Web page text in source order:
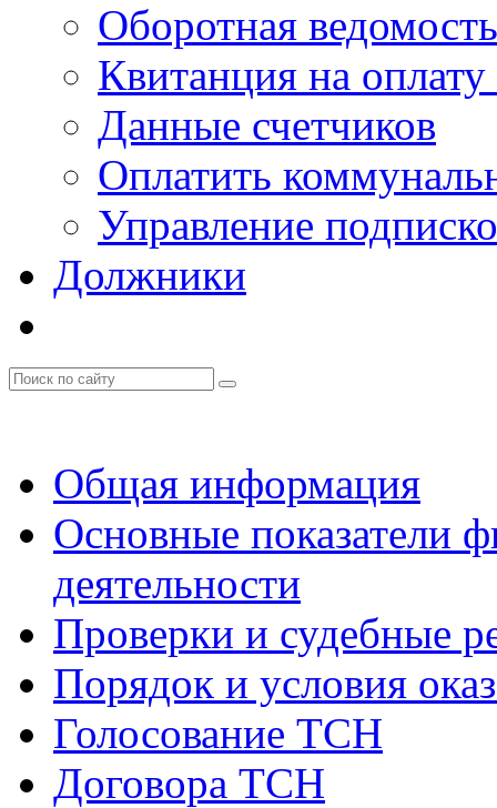
Оборотная ведомость
Квитанция на
Данные счетчиков
Оплатить
Управление
Должники
Общая информация
Основные показатели
деятельности
Проверки и судебные
Порядок и условия
Голосование ТСН
Договора ТСН